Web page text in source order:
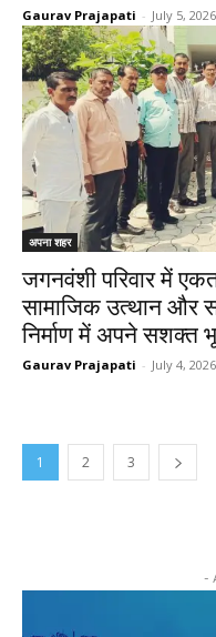
Gaurav Prajapati - July 5, 2026
अपना शहर
जगनवंशी परिवार में
सामाजिक उत्थान और
निर्माण में अपने सशक्त
Gaurav Prajapati - July 4, 2026
1 2 3
-